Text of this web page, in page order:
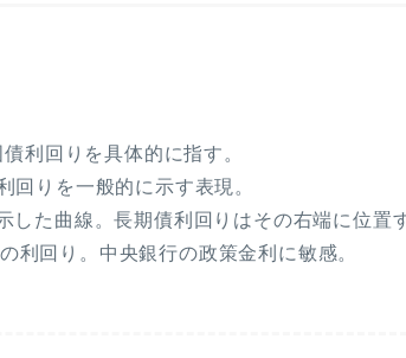
上
利回りを具体的に指す。
回りを一般的に示す表現。
した曲線。長期債利回りはその右端に位置
利回り。中央銀行の政策金利に敏感。